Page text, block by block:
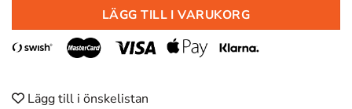
LÄGG TILL I VARUKORG
Lägg till i önskelistan